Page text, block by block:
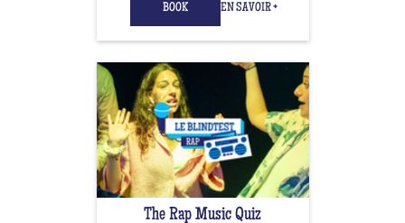
BOOK EN SAVOIR +
The Rap Music Quiz